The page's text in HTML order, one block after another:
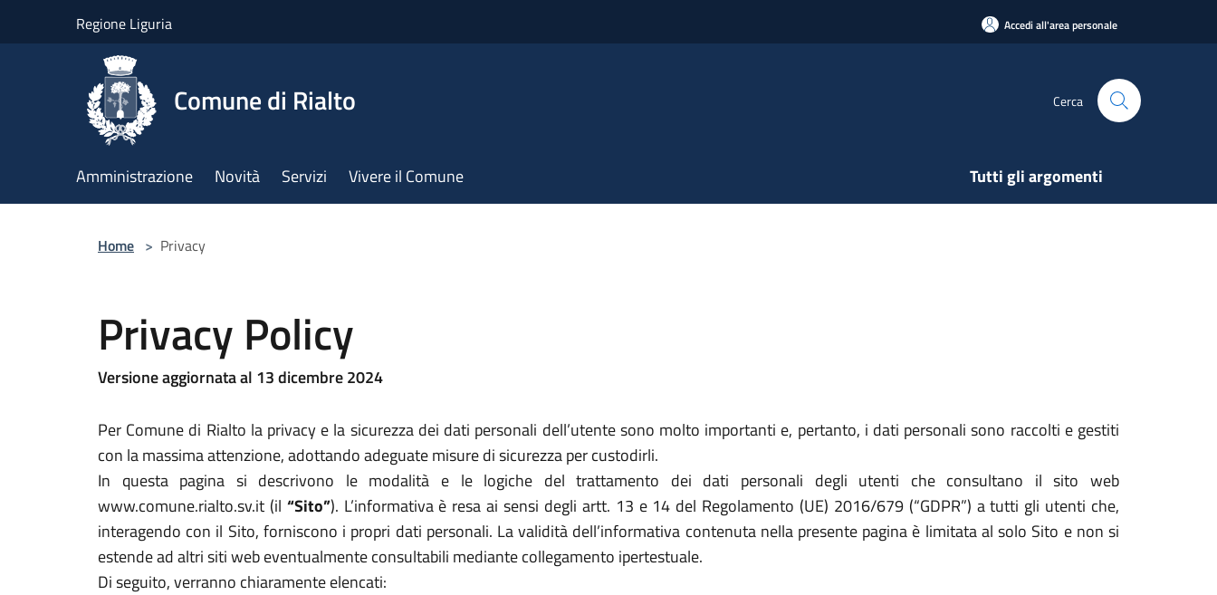
Regione Liguria Accedi all'area personale
Comune di Rialto Cerca
Amministrazione Novità Servizi Vivere il Comune Tutti gli argomenti
Home > Privacy
Privacy Policy
Versione aggiornata al 13 dicembre 2024
Per Comune di Rialto la privacy e la sicurezza dei dati personali dell’utente sono molto importanti e, pertanto, i dati personali sono raccolti e gestiti
con la massima attenzione, adottando adeguate misure di sicurezza per custodirli.
In questa pagina si descrivono le modalità e le logiche del trattamento dei dati personali degli utenti che consultano il sito web
www.comune.rialto.sv.it (il “Sito”). L’informativa è resa ai sensi degli artt. 13 e 14 del Regolamento (UE) 2016/679 (“GDPR”) a tutti gli utenti che,
interagendo con il Sito, forniscono i propri dati personali. La validità dell’informativa contenuta nella presente pagina è limitata al solo Sito e non si
estende ad altri siti web eventualmente consultabili mediante collegamento ipertestuale.
Di seguito, verranno chiaramente elencati: